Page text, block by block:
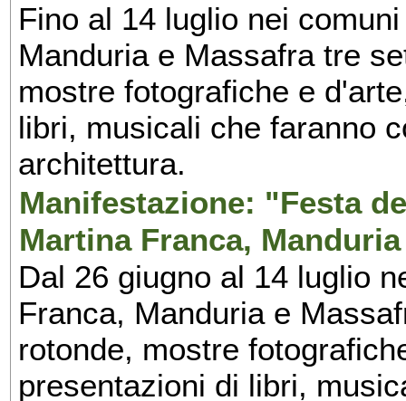
Fino al 14 luglio nei
Manduria e Massafra tre
mostre fotografiche e
libri, musicali che faranno
architettura.
Manifestazione: "Festa
Martina Franca,
Dal 26 giugno al 14 luglio
Franca, Manduria e
rotonde, mostre
presentazioni di libri,